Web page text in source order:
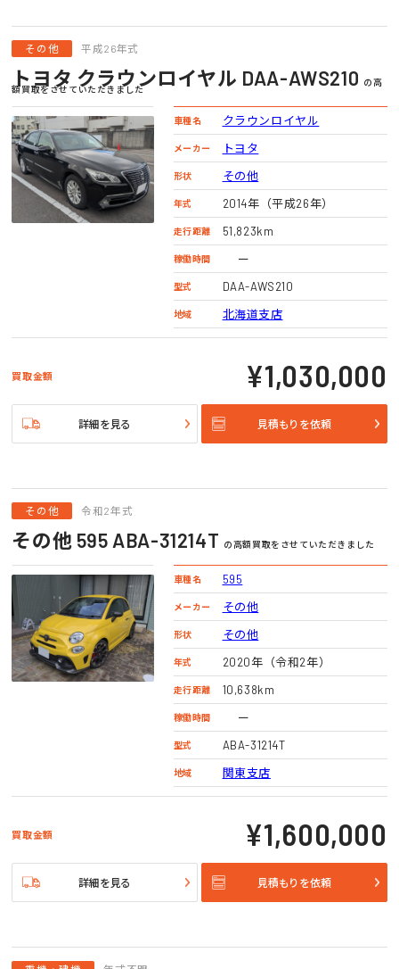
その他 平成26年式
トヨタ クラウンロイヤル DAA-AWS210 の高
額買取をさせていただきました
車種名 クラウンロイヤル
メーカー トヨタ
形状 その他
年式 2014年（平成26年）
走行距離 51,823km
稼働時間 ー
型式 DAA-AWS210
地域 北海道支店
買取金額 ¥1,030,000
詳細を見る 見積もりを依頼
その他 令和2年式
その他 595 ABA-31214T の高額買取をさせていただきました
車種名 595
メーカー その他
形状 その他
年式 2020年（令和2年）
走行距離 10,638km
稼働時間 ー
型式 ABA-31214T
地域 関東支店
買取金額 ¥1,600,000
詳細を見る 見積もりを依頼